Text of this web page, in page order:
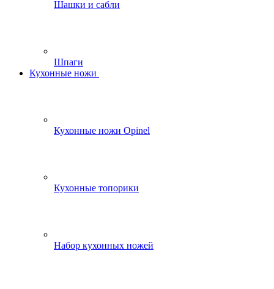
Шашки и сабли
Шпаги
Кухонные ножи
Кухонные ножи Opinel
Кухонные топорики
Набор кухонных ножей